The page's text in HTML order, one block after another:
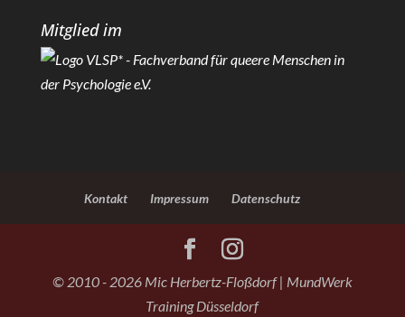
Mitglied im
Kontakt Impressum Datenschutz
© 2010 - 2026 Mic Herbertz-Floßdorf | MundWerk
Training Düsseldorf